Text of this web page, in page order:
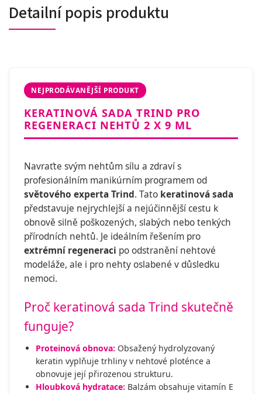
Detailní popis produktu
NEJPRODÁVANĚJŠÍ PRODUKT
KERATINOVÁ SADA TRIND PRO
REGENERACI NEHTŮ 2 X 9 ML
Navraťte svým nehtům sílu a zdraví s
profesionálním manikúrním programem od
světového experta Trind. Tato keratinová sada
představuje nejrychlejší a nejúčinnější cestu k
obnově silně poškozených, slabých nebo tenkých
přírodních nehtů. Je ideálním řešením pro
extrémní regeneraci po odstranění nehtové
modeláže, ale i pro nehty oslabené v důsledku
nemoci.
Proč keratinová sada Trind skutečně
funguje?
Proteinová obnova: Obsažený hydrolyzovaný
keratin vyplňuje trhliny v nehtové ploténce a
obnovuje její přirozenou strukturu.
Hloubková hydratace: Balzám obsahuje vitamín E